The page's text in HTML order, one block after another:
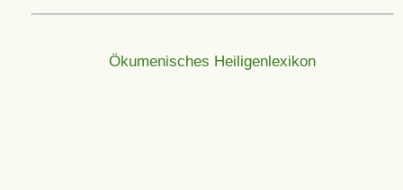
Ökumenisches Heiligenlexikon